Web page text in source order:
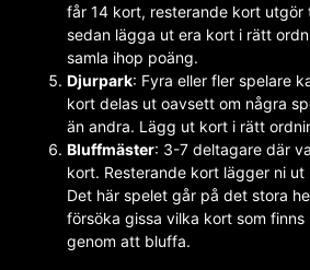
får 14 kort, resterande kort utgör
sedan lägga ut era kort i rätt
samla ihop poäng.
Djurpark: Fyra eller fler spelare
kort delas ut oavsett om några
än andra. Lägg ut kort i rätt
Bluffmäster: 3-7 deltagare där
kort. Resterande kort lägger ni
Det här spelet går på det stora
försöka gissa vilka kort som
genom att bluffa.